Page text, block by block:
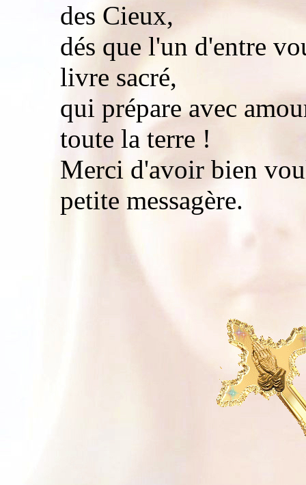
des Cieux,
dés que l'un d'entre
livre sacré,
qui prépare avec
toute la terre !
Merci d'avoir bien
petite messagère.